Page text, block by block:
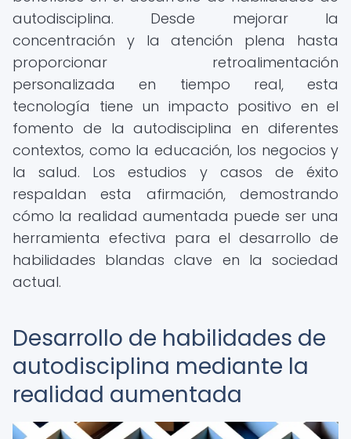
autodisciplina. Desde mejorar la
concentración y la atención plena hasta
proporcionar retroalimentación
personalizada en tiempo real, esta
tecnología tiene un impacto positivo en el
fomento de la autodisciplina en diferentes
contextos, como la educación, los negocios y
la salud. Los estudios y casos de éxito
respaldan esta afirmación, demostrando
cómo la realidad aumentada puede ser una
herramienta efectiva para el desarrollo de
habilidades blandas clave en la sociedad
actual.
Desarrollo de habilidades de
autodisciplina mediante la
realidad aumentada